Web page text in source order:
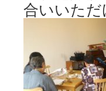
合いいただ